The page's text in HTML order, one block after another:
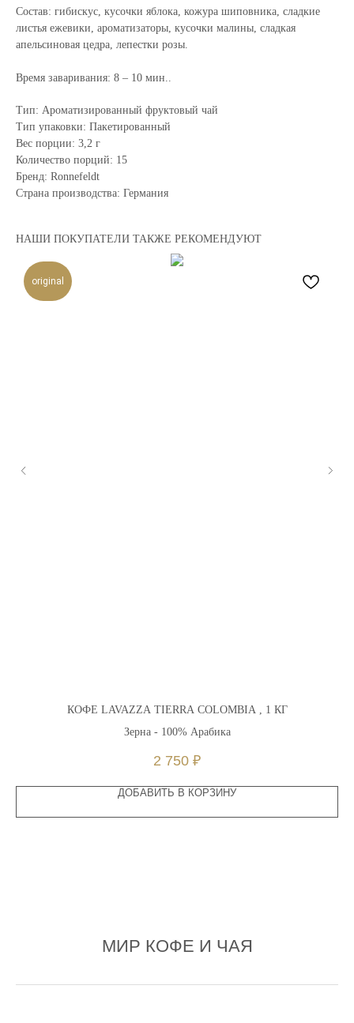
Состав: гибискус, кусочки яблока, кожура шиповника, сладкие
листья ежевики, ароматизаторы, кусочки малины, сладкая
апельсиновая цедра, лепестки розы.
Время заваривания: 8 – 10 мин..
Тип: Ароматизированный фруктовый чай
Тип упаковки: Пакетированный
Вес порции: 3,2 г
Количество порций: 15
Бренд: Ronnefeldt
Страна производства: Германия
НАШИ ПОКУПАТЕЛИ ТАКЖЕ РЕКОМЕНДУЮТ
original
КОФЕ LAVAZZA TIERRA COLOMBIA , 1 КГ
Зерна - 100% Арабика
2 750 ₽
ДОБАВИТЬ В КОРЗИНУ
МИР КОФЕ И ЧАЯ